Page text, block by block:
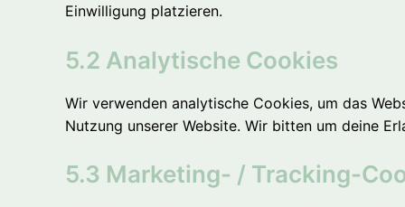
Einwilligung platzieren.
5.2 Analytische Cookies
Wir verwenden analytische Cookies, um das
Nutzung unserer Website. Wir bitten um deine
5.3 Marketing- / Tracking-